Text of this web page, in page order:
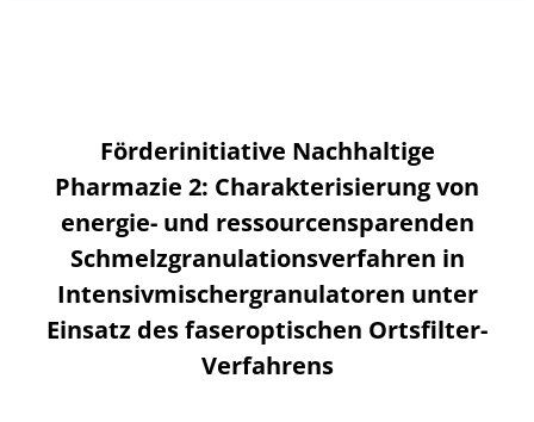
Förderinitiative Nachhaltige
Pharmazie 2: Charakterisierung von
energie- und ressourcensparenden
Schmelzgranulationsverfahren in
Intensivmischergranulatoren unter
Einsatz des faseroptischen Ortsfilter-
Verfahrens